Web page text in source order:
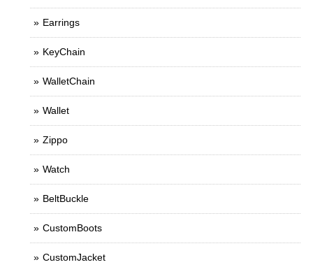
Earrings
KeyChain
WalletChain
Wallet
Zippo
Watch
BeltBuckle
CustomBoots
CustomJacket